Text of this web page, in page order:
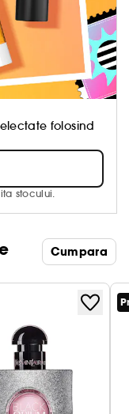
folosind
stocului.
Cumpara